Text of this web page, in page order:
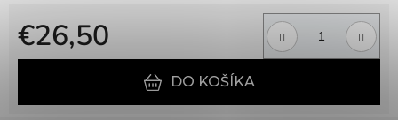
€26,50
Jednotková cena:
DO KOŠÍKA